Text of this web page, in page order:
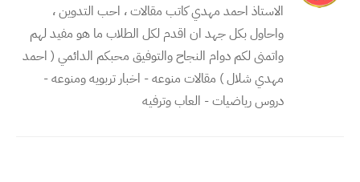
الاستاذ احمد مهدي كاتب مقالات ، احب التدوين ،
واحاول بكل جهد ان اقدم لكل الطلاب ما هو مفيد لهم
واتمنى لكم دوام النجاح والتوفيق محبكم الدائمي ( احمد
مهدي شلال ) مقالات منوعه - اخبار تربويه ومنوعه -
دروس رياضيات - العاب وترفيه